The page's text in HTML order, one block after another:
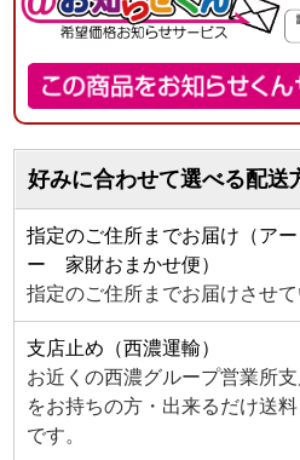
好みに合わせて選べる配送
指定のご住所までお届け（ア
ー 家財おまかせ便）
指定のご住所までお届けさせて
支店止め（西濃運輸）
お近くの西濃グループ営業所
をお持ちの方・出来るだけ送
です。